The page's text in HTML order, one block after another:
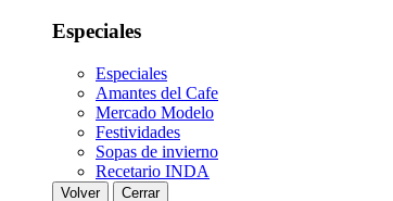
Especiales
Especiales
Amantes del Cafe
Mercado Modelo
Festividades
Sopas de invierno
Recetario INDA
Volver Cerrar